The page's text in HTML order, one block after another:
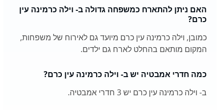
האם ניתן להתארח כמשפחה גדולה ב- וילה כרמינה עין
כרם?
כמובן, וילה כרמינה עין כרם מיועד גם לאירוח של משפחות,
המקום מותאם בהחלט לארח גם ילדים.
כמה חדרי אמבטיה יש ב- וילה כרמינה עין כרם?
ב- וילה כרמינה עין כרם יש 3 חדרי אמבטיה.